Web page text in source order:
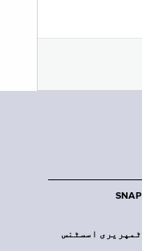
SNAP
ٹمپریری اسسٹنس